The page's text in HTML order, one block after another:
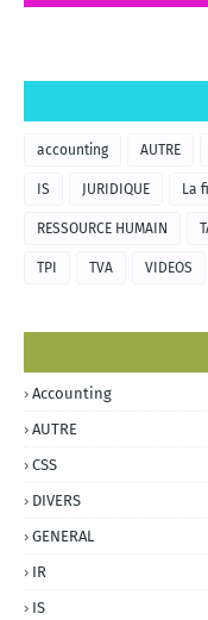
accounting AUTRE
IS JURIDIQUE La
RESSOURCE HUMAIN
TPI TVA VIDEOS
Accounting
AUTRE
CSS
DIVERS
GENERAL
IR
IS